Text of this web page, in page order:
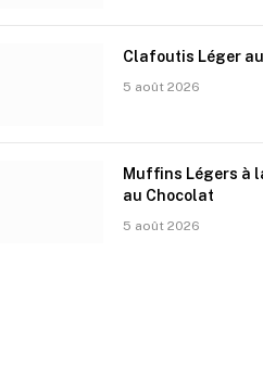
Clafoutis Léger
5 août 2026
Muffins Légers à
au Chocolat
5 août 2026